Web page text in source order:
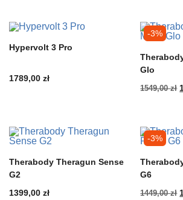
Hypervolt 3 Pro
1789,00 zł
-3%
Glo
1549,00zł
Therabody Theragun Sense
G2
1399,00 zł
-3%
G6
1449,00zł